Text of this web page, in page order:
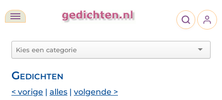
Gedichten
< vorige | alles | volgende >